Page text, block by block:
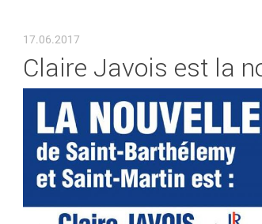
17.06.2017
Claire Javois est la